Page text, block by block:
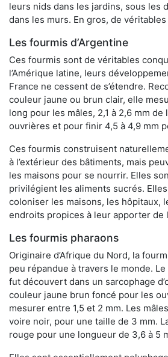
leurs nids dans les jardins, sous les
dans les murs. En gros, de
Les fourmis d’Argentine
Ces fourmis sont de véritables
l’Amérique latine, leurs
France ne cessent de s’étendre.
couleur jaune ou brun clair, elle
long pour les mâles, 2,1 à 2,6 mm de
ouvrières et pour finir 4,5 à 4,9 mm
Ces fourmis construisent
à l’extérieur des bâtiments, mais
les maisons pour se nourrir. Elles
privilégient les aliments sucrés.
coloniser les maisons, les hôpitaux,
endroits propices à leur apporter de
Les fourmis pharaons
Originaire d’Afrique du Nord, la
peu répandue à travers le monde.
fut découvert dans un sarcophage
couleur jaune brun foncé pour les
mesurer entre 1,5 et 2 mm. Les
voire noir, pour une taille de 3 mm.
rouge pour une longueur de 3,6 à 5